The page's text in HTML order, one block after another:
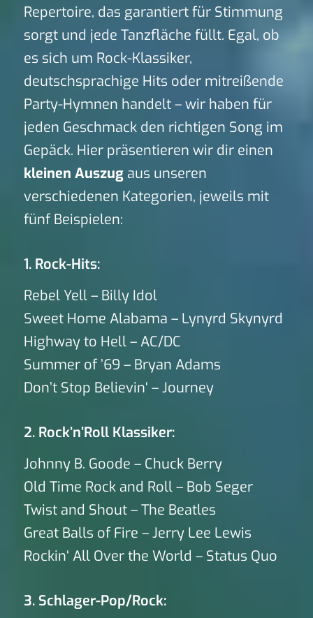
Repertoire, das garantiert für Stimmung
sorgt und jede Tanzfläche füllt. Egal, ob
es sich um Rock-Klassiker,
deutschsprachige Hits oder mitreißende
Party-Hymnen handelt – wir haben für
jeden Geschmack den richtigen Song im
Gepäck. Hier präsentieren wir dir einen
kleinen Auszugaus unseren
verschiedenen Kategorien, jeweils mit
fünf Beispielen:
1. Rock-Hits:
Rebel Yell – Billy Idol
Sweet Home Alabama – Lynyrd Skynyrd
Highway to Hell – AC/DC
Summer of ’69 – Bryan Adams
Don’t Stop Believin‘ – Journey
2. Rock’n’Roll Klassiker:
Johnny B. Goode – Chuck Berry
Old Time Rock and Roll – Bob Seger
Twist and Shout – The Beatles
Great Balls of Fire – Jerry Lee Lewis
Rockin‘ All Over the World – Status Quo
3. Schlager-Pop/Rock: